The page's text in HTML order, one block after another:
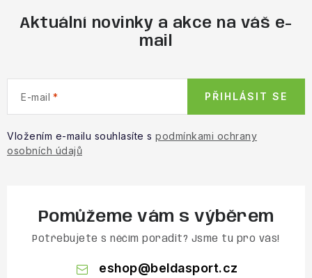
Aktuální novinky a akce na váš e-
mail
E-mail
Vložením e-mailu souhlasíte s podmínkami ochrany
osobních údajů
PŘIHLÁSIT SE
Pomůžeme vám s výběrem
Potřebujete s něčím poradit? Jsme tu pro vás!
eshop@beldasport.cz